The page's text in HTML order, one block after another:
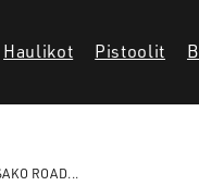
Haulikot Pistoolit
ROAD...